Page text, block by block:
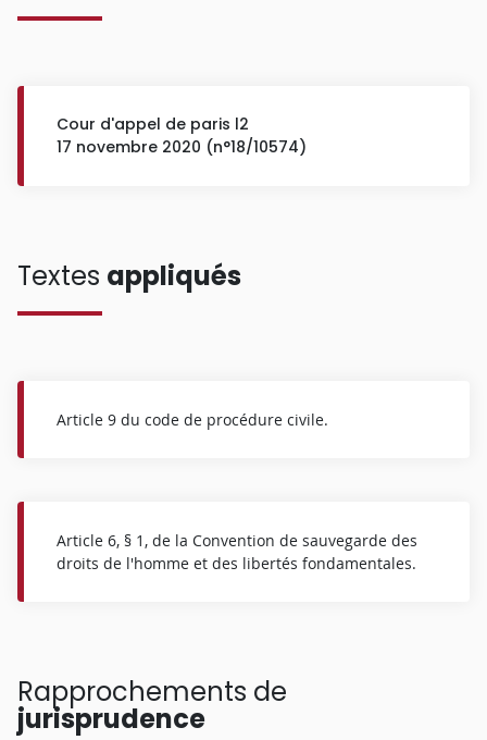
Cour d'appel de paris l2
17 novembre 2020 (n°18/10574)
Textes appliqués
Article 9 du code de procédure civile.
Article 6, § 1, de la Convention de sauvegarde des
droits de l'homme et des libertés fondamentales.
Rapprochements de
jurisprudence